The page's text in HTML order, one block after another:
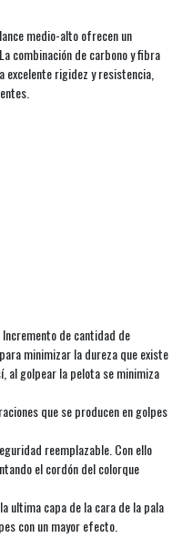
medio-alto ofrecen un
combinación de carbono y fibra
excelente rigidez y resistencia,
de cantidad de
minimizar la dureza que existe
al golpear la pelota se minimiza
que se producen en golpes
reemplazable. Con ello
el cordón del colorque
ultima capa de la cara de la pala
con un mayor efecto.